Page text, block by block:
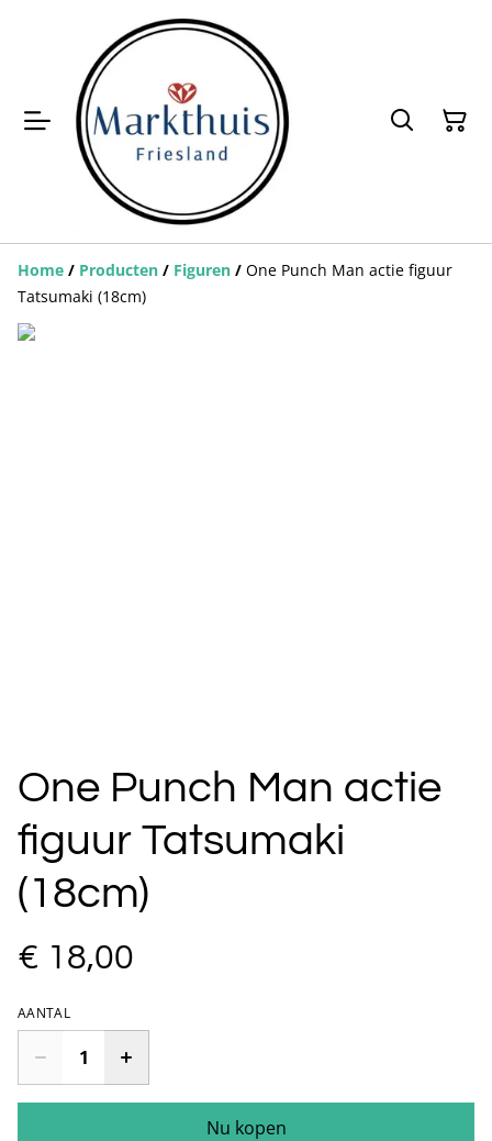
Home / Producten / Figuren / One Punch Man actie figuur
Tatsumaki (18cm)
One Punch Man actie
figuur Tatsumaki
(18cm)
€ 18,00
AANTAL
Nu kopen